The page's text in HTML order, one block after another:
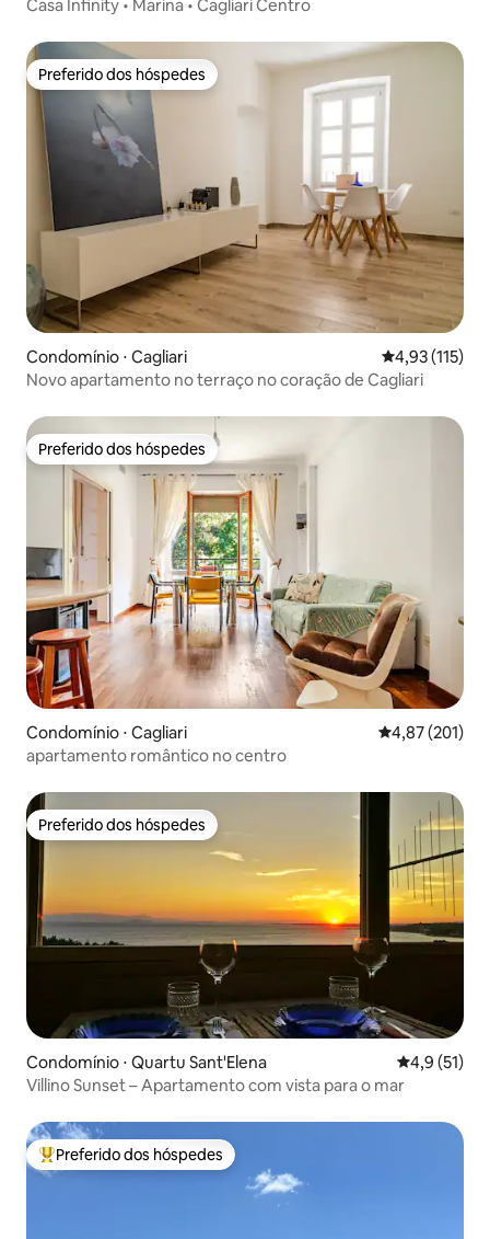
Casa Infinity • Marina • Cagliari Centro
Preferido dos hóspedes
Preferido dos hóspedes
Condomínio ⋅ Cagliari 4,93 de uma
4,93 (115)
Novo apartamento no terraço no coração de Cagliari
Preferido dos hóspedes
Preferido dos hóspedes
Condomínio ⋅ Cagliari 4,87 de uma
4,87 (201)
apartamento romântico no centro
Preferido dos hóspedes
Preferido dos hóspedes
Condomínio ⋅ Quartu Sant'Elena 4,9 de uma
4,9 (51)
Villino Sunset – Apartamento com vista para o mar
Entre os melhores preferidos dos hóspedes
Preferido dos hóspedes